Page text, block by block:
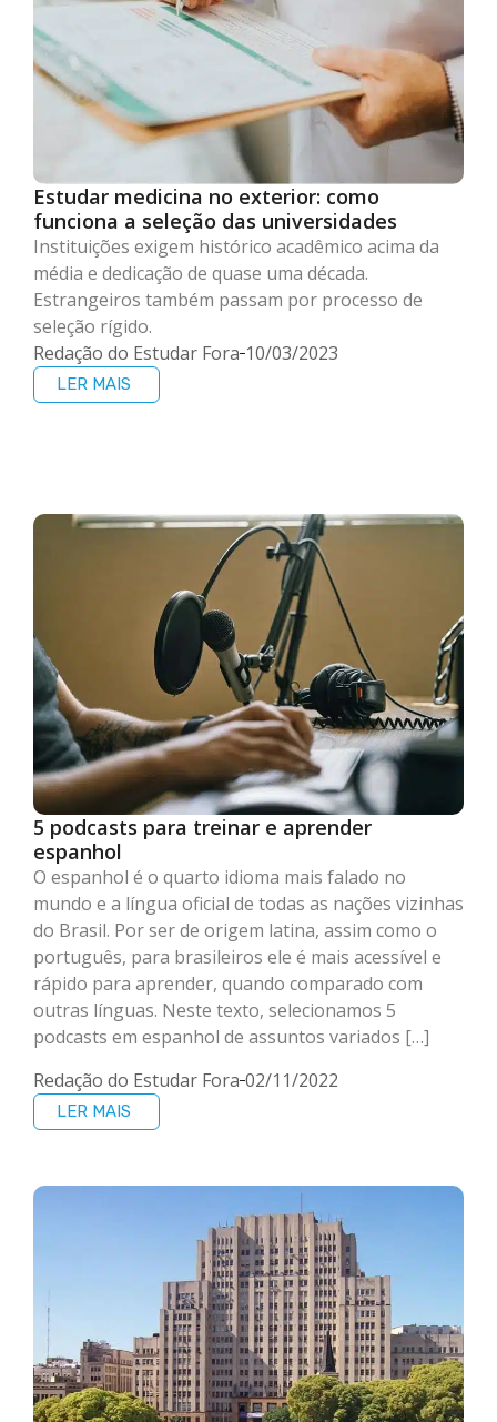
Estudar medicina no exterior: como
funciona a seleção das universidades
Instituições exigem histórico acadêmico acima da
média e dedicação de quase uma década.
Estrangeiros também passam por processo de
seleção rígido.
Redação do Estudar Fora 10/03/2023
LER MAIS
5 podcasts para treinar e aprender
espanhol
O espanhol é o quarto idioma mais falado no
mundo e a língua oficial de todas as nações vizinhas
do Brasil. Por ser de origem latina, assim como o
português, para brasileiros ele é mais acessível e
rápido para aprender, quando comparado com
outras línguas. Neste texto, selecionamos 5
podcasts em espanhol de assuntos variados […]
Redação do Estudar Fora 02/11/2022
LER MAIS